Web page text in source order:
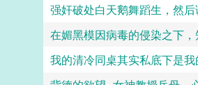
我的清冷同桌其实私底下是